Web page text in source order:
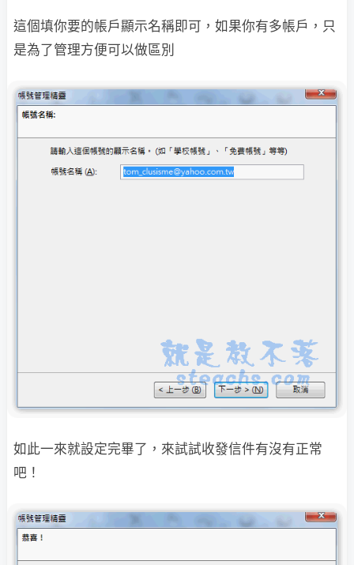
這個填你要的帳戶顯示名稱即可，如果你有多帳戶，只
是為了管理方便可以做區別
如此一來就設定完畢了，來試試收發信件有沒有正常
吧！